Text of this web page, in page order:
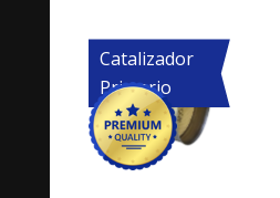
Catalizador
Primario